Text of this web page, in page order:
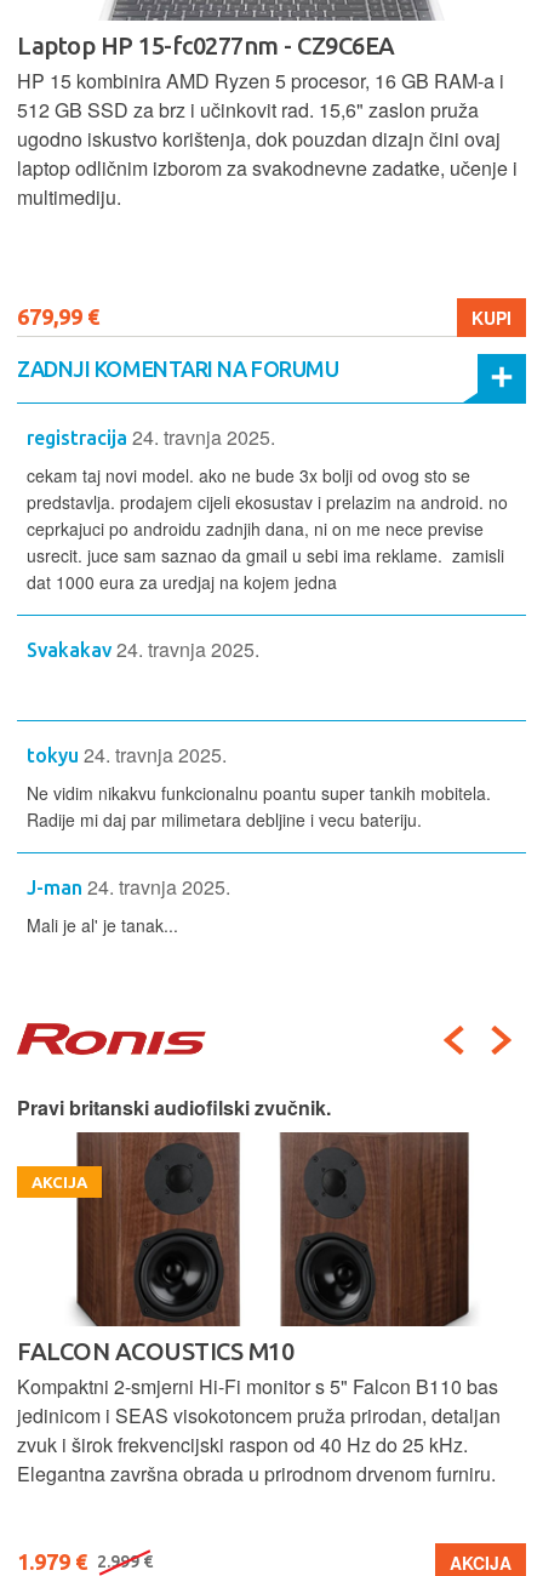
Laptop HP 15-fc0277nm - CZ9C6EA
HP 15 kombinira AMD Ryzen 5 procesor, 16 GB RAM-a i
512 GB SSD za brz i učinkovit rad. 15,6" zaslon pruža
ugodno iskustvo korištenja, dok pouzdan dizajn čini ovaj
laptop odličnim izborom za svakodnevne zadatke, učenje i
multimediju.
679,99 € KUPI
ZADNJI KOMENTARI NA FORUMU
registracija 24. travnja 2025.
cekam taj novi model. ako ne bude 3x bolji od ovog sto se
predstavlja. prodajem cijeli ekosustav i prelazim na android. no
ceprkajuci po androidu zadnjih dana, ni on me nece previse
usrecit. juce sam saznao da gmail u sebi ima reklame. zamisli
dat 1000 eura za uredjaj na kojem jedna
Svakakav 24. travnja 2025.
tokyu 24. travnja 2025.
Ne vidim nikakvu funkcionalnu poantu super tankih mobitela.
Radije mi daj par milimetara debljine i vecu bateriju.
J-man 24. travnja 2025.
Mali je al' je tanak...
Pravi britanski audiofilski zvučnik.
AKCIJA
FALCON ACOUSTICS M10
Kompaktni 2-smjerni Hi-Fi monitor s 5" Falcon B110 bas
jedinicom i SEAS visokotoncem pruža prirodan, detaljan
zvuk i širok frekvencijski raspon od 40 Hz do 25 kHz.
Elegantna završna obrada u prirodnom drvenom furniru.
1.979 € 2.999 € AKCIJA